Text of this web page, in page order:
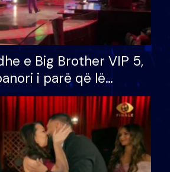
e Big Brother VIP 5,
i parë që lë
humb mundësinë për
e madh